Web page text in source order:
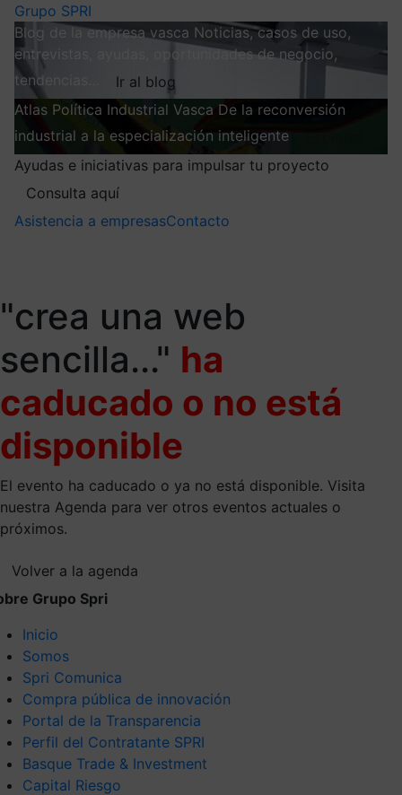
Grupo SPRI
Blog de la empresa vasca Noticias, casos de uso,
entrevistas, ayudas, oportunidades de negocio,
tendencias…
Ir al blog
Atlas Política Industrial Vasca De la reconversión
industrial a la especialización inteligente
Ayudas e iniciativas para impulsar tu proyecto
Consulta aquí
Asistencia a empresasContacto
"crea una web
sencilla..." ha
caducado o no está
disponible
El evento ha caducado o ya no está disponible. Visita
nuestra Agenda para ver otros eventos actuales o
próximos.
Volver a la agenda
Grupo Spri
Inicio
Somos
Spri Comunica
Compra pública de innovación
Portal de la Transparencia
Perfil del Contratante SPRI
Basque Trade & Investment
Capital Riesgo